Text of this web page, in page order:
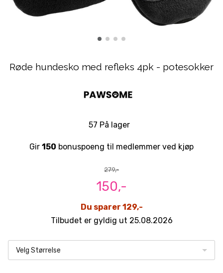
Røde hundesko med refleks 4pk - potesokker
57 På lager
Gir 150 bonuspoeng til medlemmer ved kjøp
279,-
150,-
Du sparer 129,-
Tilbudet er gyldig ut 25.08.2026
Velg Størrelse